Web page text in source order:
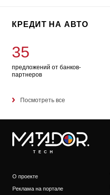
КРЕДИТ НА АВТО
35
предложений от банков-
партнеров
Посмотреть все
TECH
О проекте
Реклама на портале